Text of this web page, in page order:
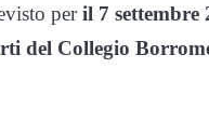
peril 7 settembre
del Collegio